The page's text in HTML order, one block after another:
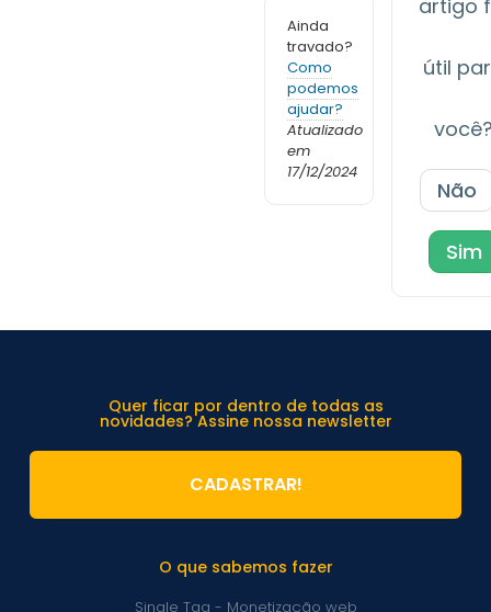
Ainda
travado?
Como
podemos
ajudar?
Atualizado
em
17/12/2024
artigo
útil
Não
Sim
O que sabemos fazer
Single Tag - Monetização web
Quer ficar por dentro de todas as
novidades? Assine nossa newsletter
CADASTRAR!